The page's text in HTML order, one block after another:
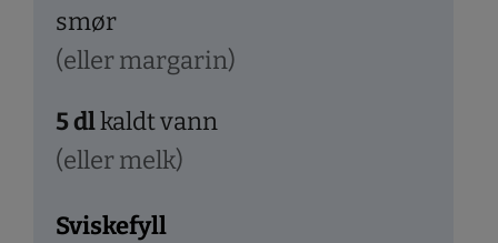
smør
(eller margarin)
5dlkaldt vann
(eller melk)
Sviskefyll